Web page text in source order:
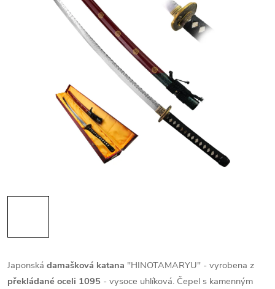
Japonská damašková katana "HINOTAMARYU" - vyrobena z
překládané oceli 1095 - vysoce uhlíková. Čepel s kamenným